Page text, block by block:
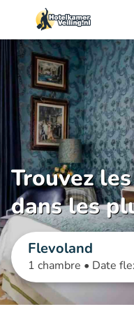
Trouvez
dans les
Flevoland
1 chambre • Date